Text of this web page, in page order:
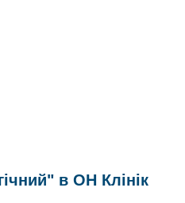
в ОН Клінік